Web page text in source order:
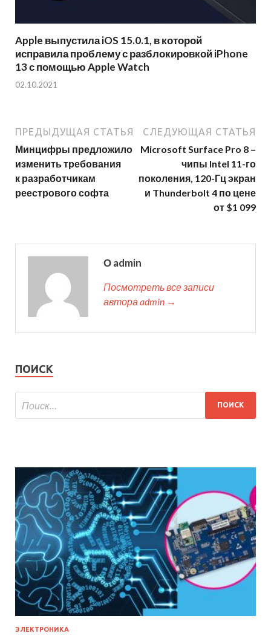
Apple выпустила iOS 15.0.1, в которой
исправила проблему с разблокировкой iPhone
13 с помощью Apple Watch
02.10.2021
ПРЕДЫДУЩАЯ СТАТЬЯ
Минцифры предложило
изменить требования
к разработчикам
реестрового софта
СЛЕДУЮЩАЯ СТАТЬЯ
Microsoft Surface Pro 8 –
чипы Intel 11-го
поколения, 120-Гц экран
и Thunderbolt 4 по цене
от $1 099
О admin
Посмотреть все записи
автора admin →
ПОИСК
ЭЛЕКТРОНИКА